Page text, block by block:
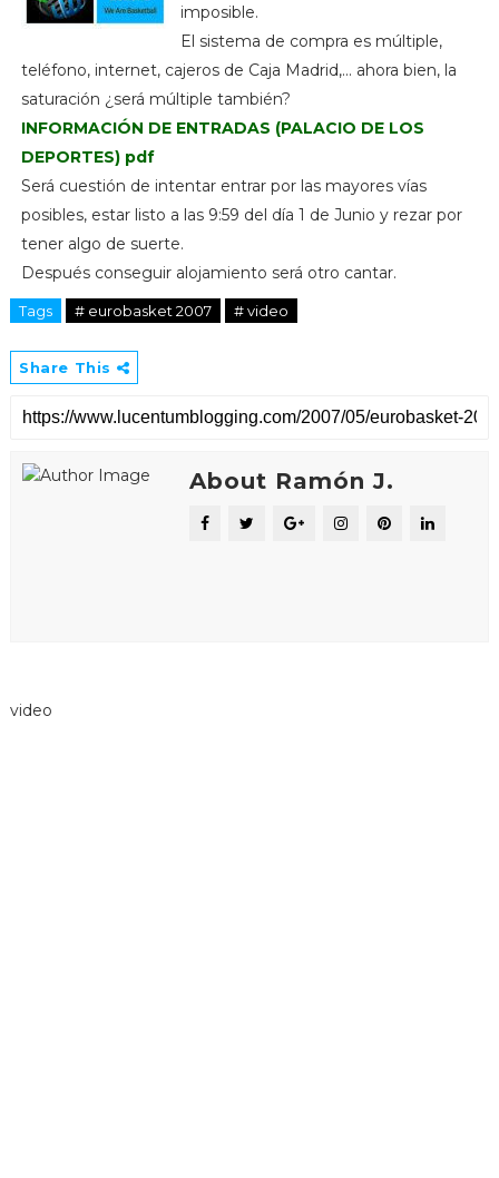
imposible.
El sistema de compra es múltiple,
teléfono, internet, cajeros de Caja Madrid,... ahora bien, la
saturación ¿será múltiple también?
INFORMACIÓN DE ENTRADAS (PALACIO DE LOS
DEPORTES) pdf
Será cuestión de intentar entrar por las mayores vías
posibles, estar listo a las 9:59 del día 1 de Junio y rezar por
tener algo de suerte.
Después conseguir alojamiento será otro cantar.
Tags # eurobasket 2007 # video
Share This
About Ramón J.
video